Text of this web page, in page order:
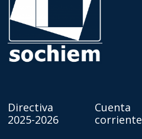
Directiva
2025-2026
Cuenta
corriente